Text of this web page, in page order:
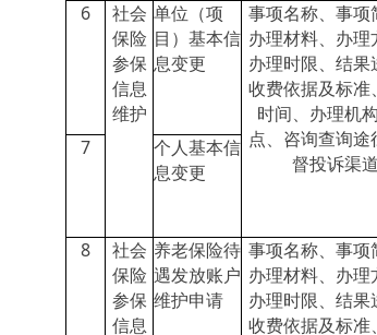
6
社会
保险
参保
信息
维护
单位（项
目）基本信
息变更
事项名称、事项
办理材料、办理
办理时限、结果
收费依据及标准
时间、办理机
点、咨询查询途
督投诉渠道
7
个人基本信
息变更
8
社会
保险
参保
信息
养老保险待
遇发放账户
维护申请
事项名称、事项
办理材料、办理
办理时限、结果
收费依据及标准